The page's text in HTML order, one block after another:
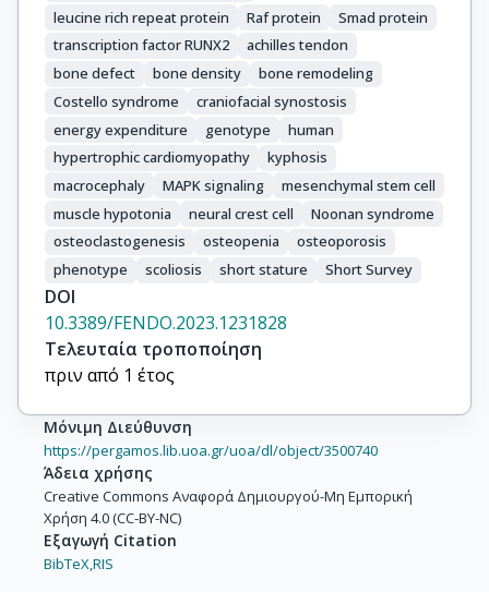
leucine rich repeat protein
Raf protein
Smad protein
transcription factor RUNX2
achilles tendon
bone defect
bone density
bone remodeling
Costello syndrome
craniofacial synostosis
energy expenditure
genotype
human
hypertrophic cardiomyopathy
kyphosis
macrocephaly
MAPK signaling
mesenchymal stem cell
muscle hypotonia
neural crest cell
Noonan syndrome
osteoclastogenesis
osteopenia
osteoporosis
phenotype
scoliosis short stature Short Survey
DOI
10.3389/FENDO.2023.1231828
Τελευταία τροποποίηση
πριν από 1 έτος
Μόνιμη Διεύθυνση
https://pergamos.lib.uoa.gr/uoa/dl/object/3500740
Άδεια χρήσης
Creative Commons Αναφορά Δημιουργού-Μη Εμπορική
Χρήση 4.0 (CC-BY-NC)
Εξαγωγή Citation
BibTeX,RIS